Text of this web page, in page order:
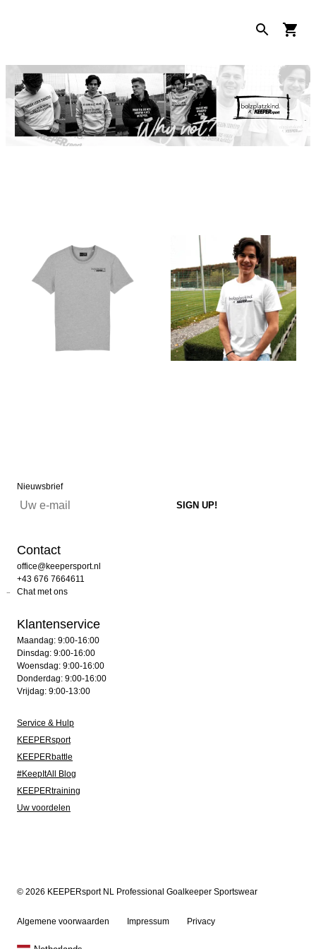
Nieuwsbrief
Contact
office@keepersport.nl
+43 676 7664611
Chat met ons
Klantenservice
Maandag: 9:00-16:00
Dinsdag: 9:00-16:00
Woensdag: 9:00-16:00
Donderdag: 9:00-16:00
Vrijdag: 9:00-13:00
Service & Hulp
KEEPERsport
KEEPERbattle
#KeepItAll Blog
KEEPERtraining
Uw voordelen
© 2026 KEEPERsport NL Professional Goalkeeper Sportswear
Algemene voorwaarden Impressum Privacy